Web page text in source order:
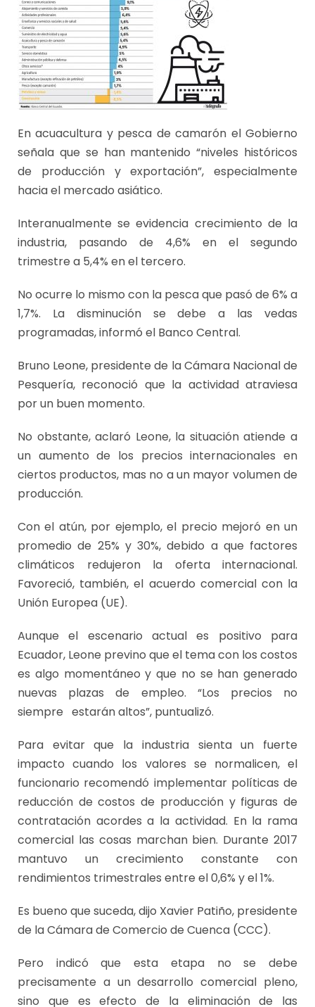
En acuacultura y pesca de camarón el Gobierno
señala que se han mantenido “niveles históricos
de producción y exportación”, especialmente
hacia el mercado asiático.
Interanualmente se evidencia crecimiento de la
industria, pasando de 4,6% en el segundo
trimestre a 5,4% en el tercero.
No ocurre lo mismo con la pesca que pasó de 6% a
1,7%. La disminución se debe a las vedas
programadas, informó el Banco Central.
Bruno Leone, presidente de la Cámara Nacional de
Pesquería, reconoció que la actividad atraviesa
por un buen momento.
No obstante, aclaró Leone, la situación atiende a
un aumento de los precios internacionales en
ciertos productos, mas no a un mayor volumen de
producción.
Con el atún, por ejemplo, el precio mejoró en un
promedio de 25% y 30%, debido a que factores
climáticos redujeron la oferta internacional.
Favoreció, también, el acuerdo comercial con la
Unión Europea (UE).
Aunque el escenario actual es positivo para
Ecuador, Leone previno que el tema con los costos
es algo momentáneo y que no se han generado
nuevas plazas de empleo. “Los precios no
siempre estarán altos”, puntualizó.
Para evitar que la industria sienta un fuerte
impacto cuando los valores se normalicen, el
funcionario recomendó implementar políticas de
reducción de costos de producción y figuras de
contratación acordes a la actividad. En la rama
comercial las cosas marchan bien. Durante 2017
mantuvo un crecimiento constante con
rendimientos trimestrales entre el 0,6% y el 1%.
Es bueno que suceda, dijo Xavier Patiño, presidente
de la Cámara de Comercio de Cuenca (CCC).
Pero indicó que esta etapa no se debe
precisamente a un desarrollo comercial pleno,
sino que es efecto de la eliminación de las